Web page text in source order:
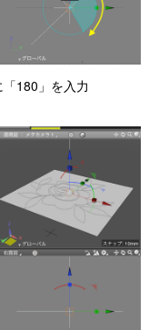
180」を入力